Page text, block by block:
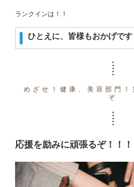
ランクインは！！
ひとえに、皆様もおかげです
めざせ！健康、美容部門
ぞ
応援を励みに頑張るぞ！！！